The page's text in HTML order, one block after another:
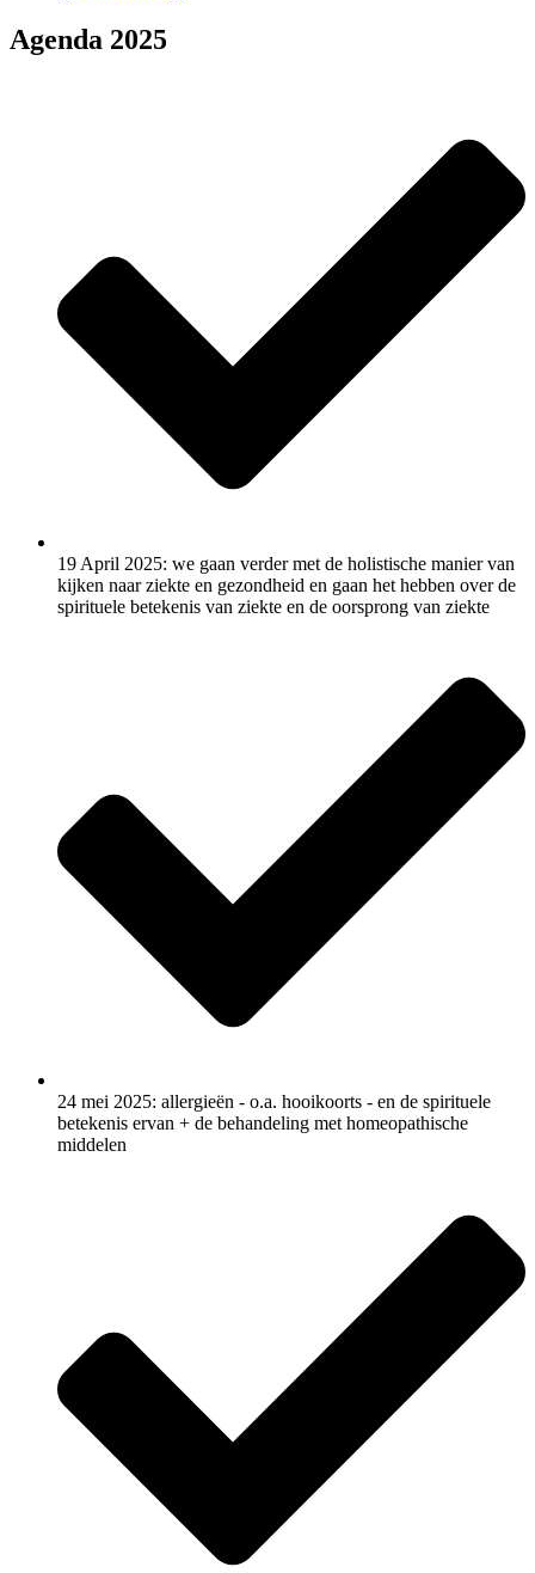
Agenda 2025
19 April 2025: we gaan verder met de holistische manier van
kijken naar ziekte en gezondheid en gaan het hebben over de
spirituele betekenis van ziekte en de oorsprong van ziekte
24 mei 2025: allergieën - o.a. hooikoorts - en de spirituele
betekenis ervan + de behandeling met homeopathische
middelen